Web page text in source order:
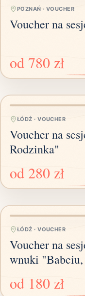
POZNAŃ · VOUCHER
Voucher na
od 780 zł
ŁÓDŹ ·VOUCHER
Voucher na
Rodzinka"
od 280 zł
ŁÓDŹ ·VOUCHER
Voucher na
wnuki
od 180 zł